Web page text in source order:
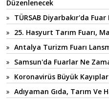
Düzenlenecek
TÜRSAB Diyarbakır'da
25. Hasyurt Tarım Fuarı,
Antalya Turizm Fuarı
Samsun'da Fuarlar Ne
Koronavirüs Büyük
Adıyaman Gıda, Tarım Ve